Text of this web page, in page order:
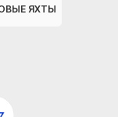
ЯХТЫ